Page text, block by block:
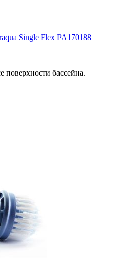
Single Flex PA170188
поверхности бассейна.